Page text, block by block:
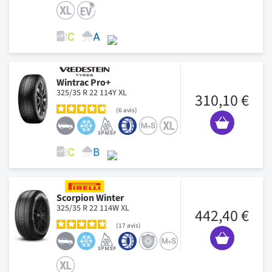
Wintrac Pro+
325/35 R 22 114Y XL
6avis 310,10 €
Scorpion Winter
325/35 R 22 114W XL
17 avis 442,40 €